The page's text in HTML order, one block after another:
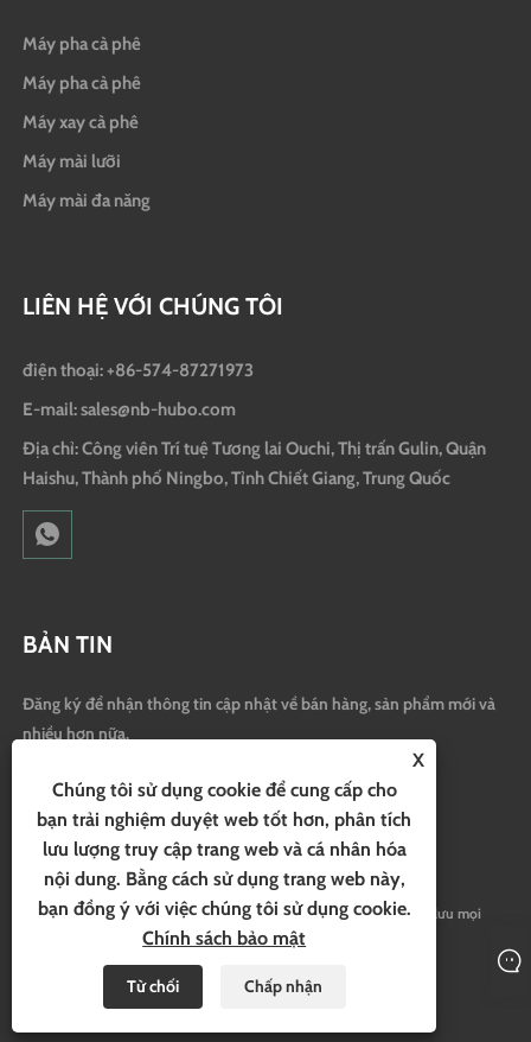
Máy pha cà phê
Máy pha cà phê
Máy xay cà phê
Máy mài lưỡi
Máy mài đa năng
LIÊN HỆ VỚI CHÚNG TÔI
điện thoại: +86-574-87271973
E-mail: sales@nb-hubo.com
Địa chỉ: Công viên Trí tuệ Tương lai Ouchi, Thị trấn Gulin, Quận
Haishu, Thành phố Ningbo, Tỉnh Chiết Giang, Trung Quốc
BẢN TIN
Đăng ký để nhận thông tin cập nhật về bán hàng, sản phẩm mới và
nhiều hơn nữa.
Bản quyền © 2024 Ningbo Hubo Thiết bị điện Công ty TNHH Bảo lưu mọi
Sitemap RSS
X
Chúng tôi sử dụng cookie để cung cấp cho
bạn trải nghiệm duyệt web tốt hơn, phân tích
lưu lượng truy cập trang web và cá nhân hóa
nội dung. Bằng cách sử dụng trang web này,
bạn đồng ý với việc chúng tôi sử dụng cookie.
Chính sách bảo mật
Từ chối Chấp nhận